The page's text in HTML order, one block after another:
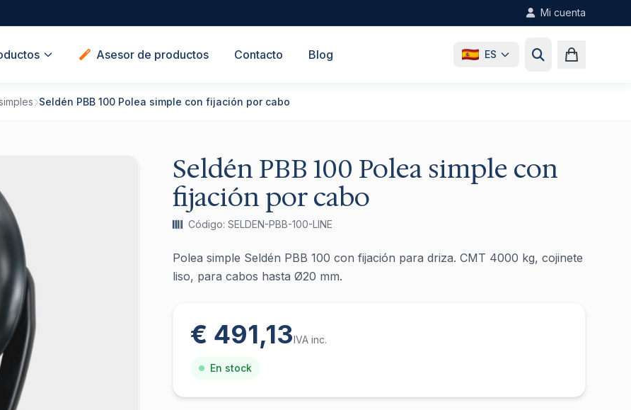
Mi cuenta
Asesor de productos Contacto Blog ES
Seldén PBB 100 Polea simple con fijación por cabo
Seldén PBB 100 Polea simple con
fijación por cabo
Código: SELDEN-PBB-100-LINE
Polea simple Seldén PBB 100 con fijación para driza. CMT 4000 kg, cojinete
liso, para cabos hasta Ø20 mm.
€ 491,13IVA inc.
En stock